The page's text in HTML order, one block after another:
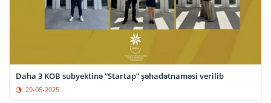
Daha 3 KOB subyektinə “Startap” şəhadətnaməsi verilib
29-05-2025